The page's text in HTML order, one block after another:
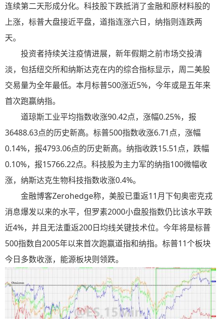
连续第二天形成分化。科技股下跌抵消了金融和原材料股的
上涨，标普大盘接近平盘，道指连涨六日，纳指则连跌两
天。
投资者持续关注疫情进展，新年假期之前市场交投清
淡，包括纽交所和纳斯达克在内的综合指标显示，周二美股
交易量为全年最低。本月标普500涨近5%，今年或是五年来
首次跑赢纳指。
道琼斯工业平均指数收涨90.42点，涨幅0.25%，报
36488.63点的历史新高。标普500指数收涨6.71点，涨幅
0.14%，报4793.06点的历史新高。纳指收跌15.51点，跌幅
0.10%，报15766.22点。科技股为主力军的纳指100微幅收
涨，纳斯达克生物科技指数收涨0.4%。
金融博客Zerohedge称，美股已重返11月下旬奥密克戎
消息爆发以来的水平，但罗素2000小盘股指数仍比该水平跌
近4%，并且无法重返200日均线关键技术位。今年将是标普
500指数自2005年以来首次跑赢道指和纳指。标普11个板块
今日多数收涨，能源板块则领跌。